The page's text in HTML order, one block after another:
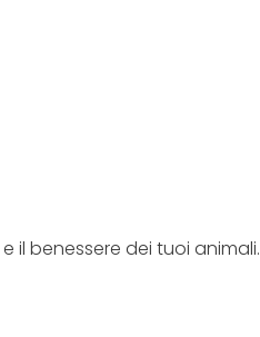
il benessere dei tuoi animali.